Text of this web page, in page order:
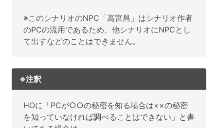
※このシナリオのNPC「高宮昌」はシナリオ作者
のPCの流用であるため、他シナリオにNPCとし
て出すなどのことはできません。
※注釈
HOに「PCが○○の秘密を知る場合は××の秘密
を知っていなければ調べることはできない」と書